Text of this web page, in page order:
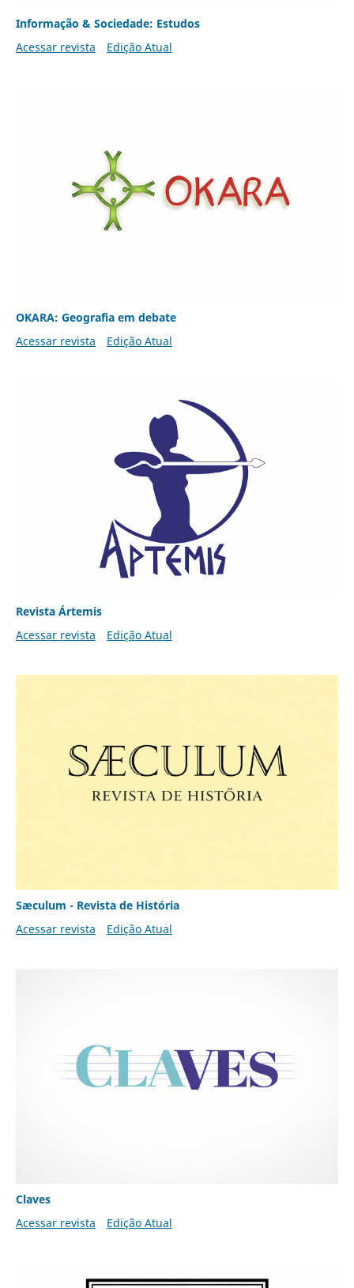
Informação & Sociedade: Estudos
Acessar revista
Edição Atual
OKARA: Geografia em debate
Acessar revista
Edição Atual
Revista Ártemis
Acessar revista
Edição Atual
Sæculum - Revista de História
Acessar revista
Edição Atual
Claves
Acessar revista
Edição Atual